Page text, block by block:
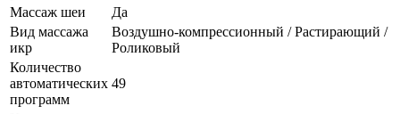
Массаж шеи
Да
Вид массажа
икр
Воздушно-компрессионный / Растирающий /
Роликовый
Количество
автоматических
программ
49